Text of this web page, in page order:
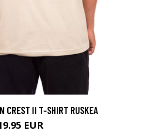
CREST II T-SHIRT RUSKEA
EUR